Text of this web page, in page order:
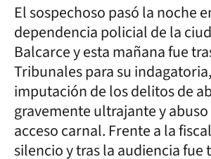
El sospechoso pasó la noche
dependencia policial de la
Balcarce y esta mañana fue
Tribunales para su
imputación de los delitos de
gravemente ultrajante y
acceso carnal. Frente a la
silencio y tras la audiencia fue